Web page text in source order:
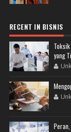
RECENT IN BISNIS
yang